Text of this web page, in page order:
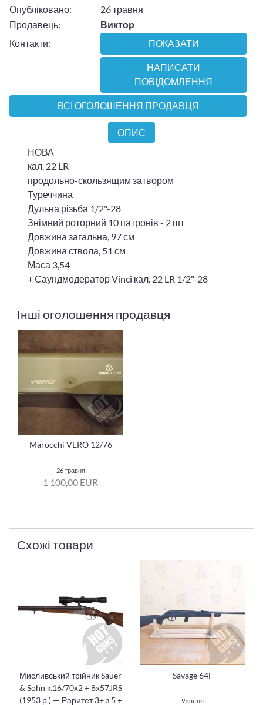
Опубліковано:
26 травня
Продавець:
Виктор
Контакти:
ПОКАЗАТИ
НАПИСАТИ
ПОВІДОМЛЕННЯ
ВСІ ОГОЛОШЕННЯ ПРОДАВЦЯ
ОПИС
НОВА
кал. 22 LR
продольно-скользящим затвором
Туреччина
Дульна різьба 1/2"-28
Знімний роторний 10 патронів - 2 шт
Довжина загальна, 97 см
Довжина ствола, 51 см
Маса 3,54
+ Саундмодератор Vinci кал. 22 LR 1/2"-28
Інші оголошення продавця
Marocchi VERO 12/76
26 травня
1 100,00 EUR
Схожі товари
Мисливський трійник Sauer
& Sohn к.16/70х2 + 8x57JRS
(1953 р.) — Раритет 3+ з 5 +
Savage 64F
9 квітня